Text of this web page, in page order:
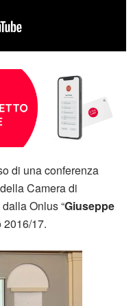
di una conferenza
Camera di
Onlus “Giuseppe
2016/17.